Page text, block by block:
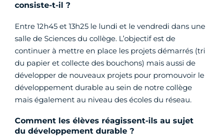
consiste-t-il ?
Entre 12h45 et 13h25 le lundi et le vendredi dans une
salle de Sciences du collège. L’objectif est de
continuer à mettre en place les projets démarrés (tri
du papier et collecte des bouchons) mais aussi de
développer de nouveaux projets pour promouvoir le
développement durable au sein de notre collège
mais également au niveau des écoles du réseau.
Comment les élèves réagissent-ils au sujet
du développement durable ?